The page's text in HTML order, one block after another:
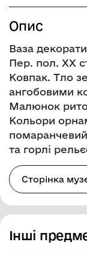
Опис
Ваза
Пер. пол. ХХ
Ковпак. Тло
ангобовими
Малюнок
Кольори
та горлі
Сторінка
Інші